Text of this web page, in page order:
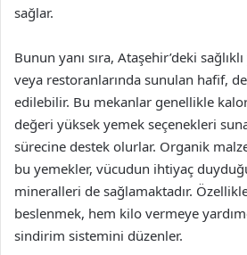
sağlar.
Bunun yanı sıra, Ataşehir’deki
veya restoranlarında sunulan hafif,
edilebilir. Bu mekanlar genellikle
değeri yüksek yemek seçenekleri
sürecine destek olurlar. Organik
bu yemekler, vücudun ihtiyaç
mineralleri de sağlamaktadır. Özellikle
beslenmek, hem kilo vermeye
sindirim sistemini düzenler.